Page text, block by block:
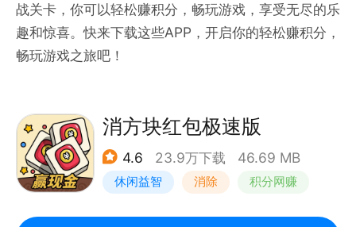
战关卡，你可以轻松赚积分，畅玩游戏，享受无尽的乐
趣和惊喜。快来下载这些APP，开启你的轻松赚积分，
畅玩游戏之旅吧！
消方块红包极速版
4.6 23.9万下载 46.69 MB
休闲益智 消除 积分网赚